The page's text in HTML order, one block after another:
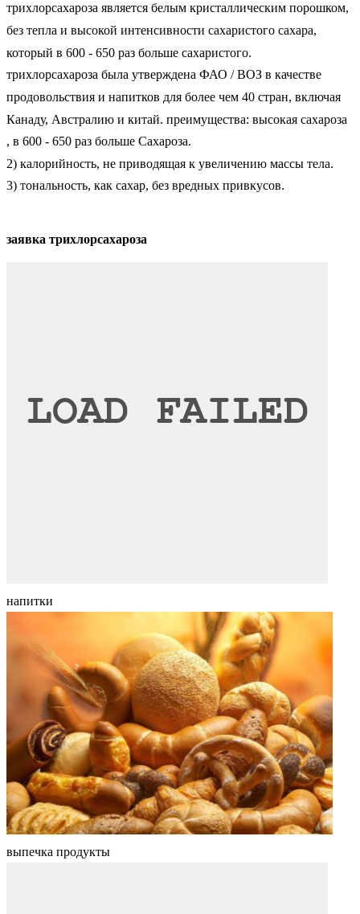
трихлорсахароза является белым кристаллическим порошком,
без тепла и высокой интенсивности сахаристого сахара,
который в 600 - 650 раз больше сахаристого.
трихлорсахароза была утверждена ФАО / ВОЗ в качестве
продовольствия и напитков для более чем 40 стран, включая
Канаду, Австралию и китай. преимущества: высокая сахароза
, в 600 - 650 раз больше Сахароза.
2) калорийность, не приводящая к увеличению массы тела.
3) тональность, как сахар, без вредных привкусов.
заявка трихлорсахароза
напитки
выпечка продукты